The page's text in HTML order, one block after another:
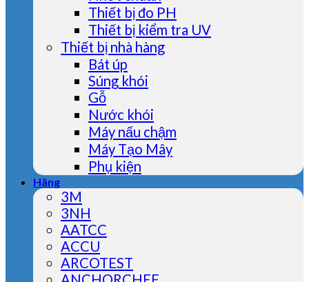
Thiết bị đo PH
Thiết bị kiểm tra UV
Thiết bị nhà hàng
Bát úp
Súng khói
Gỗ
Nước khói
Máy nấu chậm
Máy Tạo Mây
Phụ kiện
Hãng
3M
3NH
AATCC
ACCU
ARCOTEST